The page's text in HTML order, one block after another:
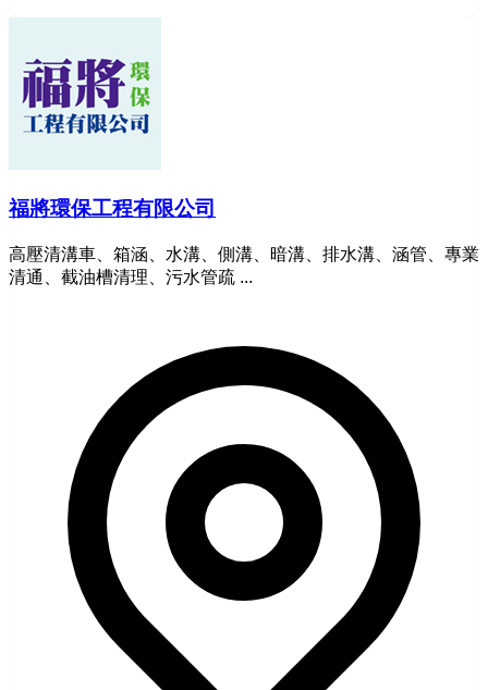
福將環保工程有限公司
高壓清溝車、箱涵、水溝、側溝、暗溝、排水溝、涵管、專業
清通、截油槽清理、污水管疏 ...